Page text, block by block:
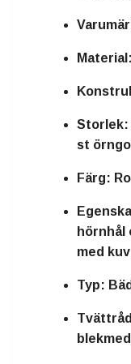
Material:
Storlek:
st
Färg:
hörnhål
med
Typ: